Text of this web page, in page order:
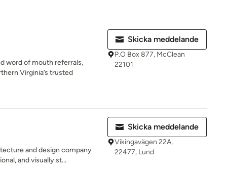
word of mouth referrals,
Virginia’s trusted
Skicka meddelande
P.O Box 877, McClean
22101
and design company
and visually st...
Skicka meddelande
Vikingavägen 22A,
22477, Lund